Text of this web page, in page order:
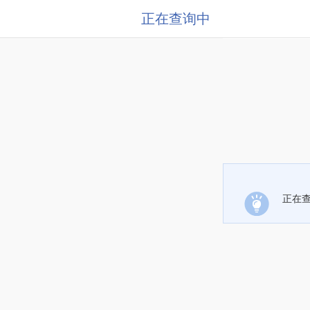
正在查询中
正在